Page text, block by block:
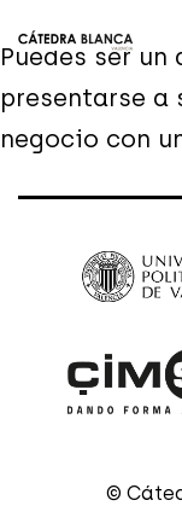
al
contenido
Cátedra
Blanca
Valencia
Puedes ser
presentarse a
negocio con
©